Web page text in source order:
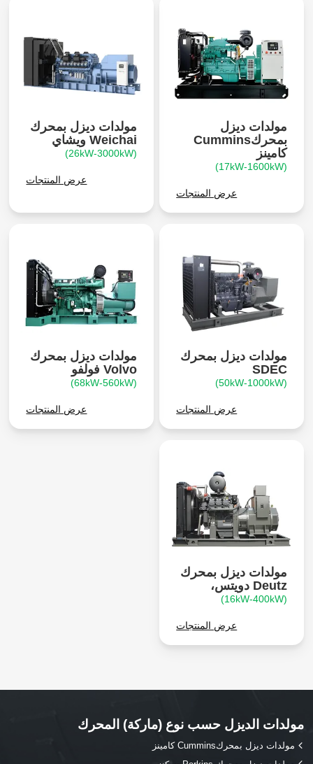
مولدات ديزل
بمحركCummins
كامينز
(17kW-1600kW)
عرض المنتجات
مولدات ديزل بمحرك
Weichai ويشاي
(26kW-3000kW)
عرض المنتجات
مولدات ديزل بمحرك
SDEC
(50kW-1000kW)
عرض المنتجات
مولدات ديزل بمحرك
Volvo فولفو
(68kW-560kW)
عرض المنتجات
مولدات ديزل بمحرك
Deutz دويتس،
(16kW-400kW)
عرض المنتجات
مولدات الديزل حسب نوع (ماركة) المحرك
مولدات ديزل بمحركCummins كامينز